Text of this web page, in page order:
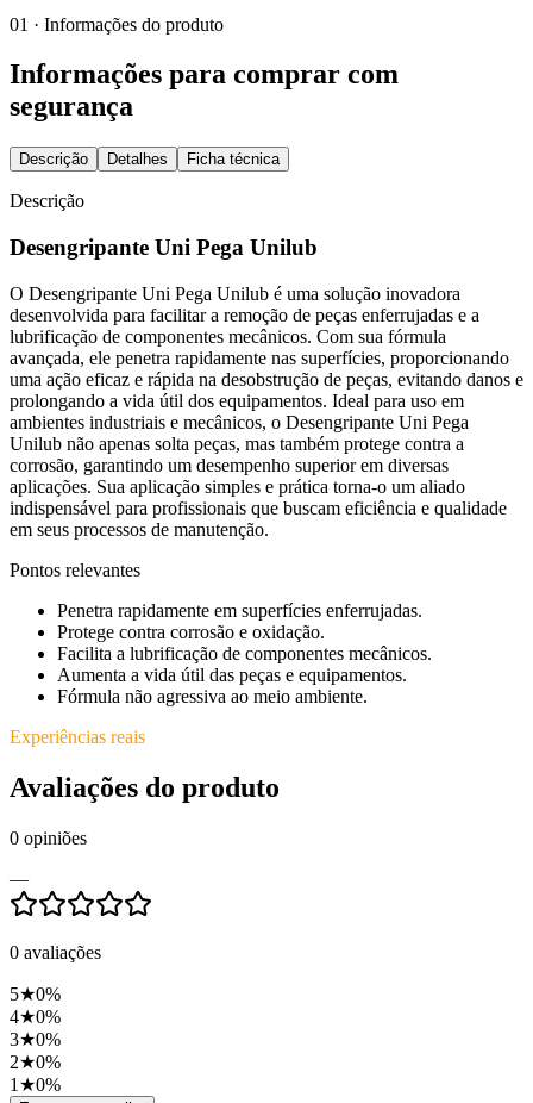
01 · Informações do produto
Informações para comprar com
segurança
Descrição Detalhes Ficha técnica
Descrição
Desengripante Uni Pega Unilub
O Desengripante Uni Pega Unilub é uma solução inovadora
desenvolvida para facilitar a remoção de peças enferrujadas e a
lubrificação de componentes mecânicos. Com sua fórmula
avançada, ele penetra rapidamente nas superfícies, proporcionando
uma ação eficaz e rápida na desobstrução de peças, evitando danos e
prolongando a vida útil dos equipamentos. Ideal para uso em
ambientes industriais e mecânicos, o Desengripante Uni Pega
Unilub não apenas solta peças, mas também protege contra a
corrosão, garantindo um desempenho superior em diversas
aplicações. Sua aplicação simples e prática torna-o um aliado
indispensável para profissionais que buscam eficiência e qualidade
em seus processos de manutenção.
Pontos relevantes
Penetra rapidamente em superfícies enferrujadas.
Protege contra corrosão e oxidação.
Facilita a lubrificação de componentes mecânicos.
Aumenta a vida útil das peças e equipamentos.
Fórmula não agressiva ao meio ambiente.
Experiências reais
Avaliações do produto
0 opiniões
—
0 avaliações
5★0%
4★0%
3★0%
2★0%
1 ★0%